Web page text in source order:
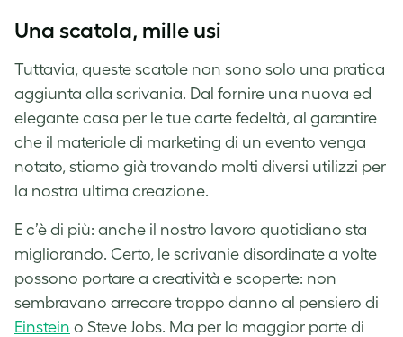
Una scatola, mille usi
Tuttavia, queste scatole non sono solo una pratica
aggiunta alla scrivania. Dal fornire una nuova ed
elegante casa per le tue carte fedeltà, al garantire
che il materiale di marketing di un evento venga
notato, stiamo già trovando molti diversi utilizzi per
la nostra ultima creazione.
E c’è di più: anche il nostro lavoro quotidiano sta
migliorando. Certo, le scrivanie disordinate a volte
possono portare a creatività e scoperte: non
sembravano arrecare troppo danno al pensiero di
Einstein o Steve Jobs. Ma per la maggior parte di